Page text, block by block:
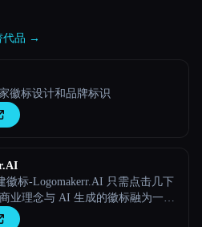
代品 →
徽标设计和品牌标识
徽标-Logomakerr.AI 只需点击几下
业理念与 AI 生成的徽标融为一